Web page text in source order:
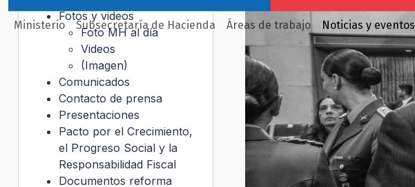
Ministerio Subsecretaría de Hacienda Áreas de trabajo Noticias y eventos
Fotos y videos
Foto MH al día
Videos
(Imagen)
Comunicados
Contacto de prensa
Presentaciones
Pacto por el Crecimiento,
el Progreso Social y la
Responsabilidad Fiscal
Documentos reforma